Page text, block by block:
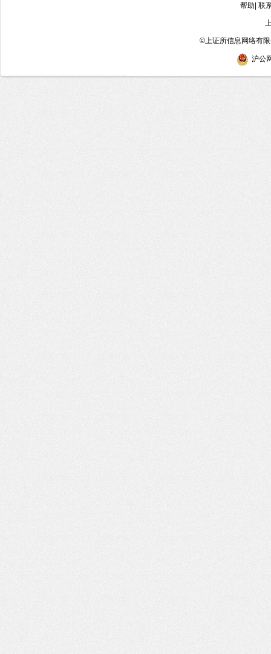
帮助| 联
©上证所信息网络有
沪公